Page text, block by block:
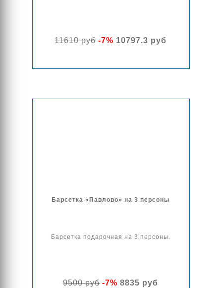
11610 руб-7% 10797.3 руб
Барсетка «Павлово» на 3 персоны
Барсетка подарочная на 3 персоны.
9500 руб-7% 8835 руб